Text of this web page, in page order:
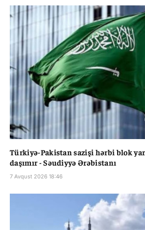
Türkiyə-Pakistan sazişi hərbi blok
daşımır - Səudiyyə Ərəbistanı
7 Avqust 2026 18:46